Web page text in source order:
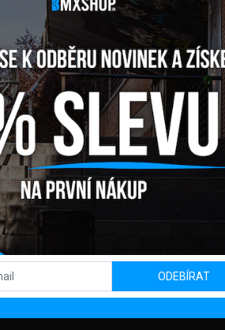
OBCHOD / SHOWROOM
Kpt. Nálepku 450, 082 71 Lipany
ODEBÍRAT